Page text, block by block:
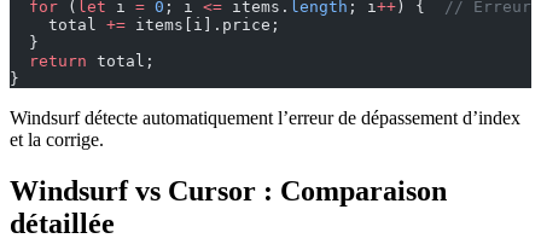
  for
( let i = 0 ; i <= items. length ; i++ ) {
// Erreur
    total
+= items[i].price;
  }
  return
total;
}
Windsurf détecte automatiquement l’erreur de dépassement d’index
et la corrige.
Windsurf vs Cursor : Comparaison
détaillée